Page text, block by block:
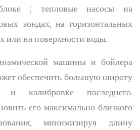
; тепловые насосы на
зондах, на горизонтальных
или на поверхности воды.
машины и бойлера
обеспечить большую широту
калибровке последнего.
его максимально близкого
минимизируя длину